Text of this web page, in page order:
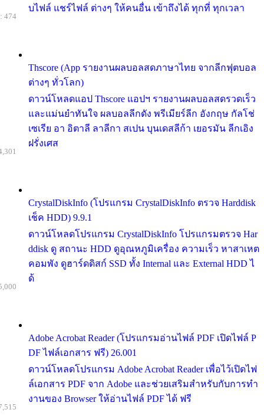
บไฟล์ แชร์ไฟล์ ต่างๆ ให้คนอื่น เข้าถึงได้ ทุกที่ ทุกเวลา
Thscore (App รายงานผลบอลสดภาษาไทย จากลีกฟุตบอล
ต่างๆ ทั่วโลก)
ดาวน์โหลดแอป Thscore แอปฯ รายงานผลบอลสดรวดเร็ว
และแม่นยำทันใจ ผลบอลลีกดัง พรีเมียร์ลีก อังกฤษ กัลโช่
เซเรีย อา อิตาลี ลาลีกา สเปน บุนเดสลีก้า เยอรมัน ลีกเอิง
ฝรั่งเศส
474
CrystalDiskInfo (โปรแกรม CrystalDiskInfo ตรวจ Harddisk
เช็ค HDD) 9.9.1
ดาวน์โหลดโปรแกรม CrystalDiskInfo โปรแกรมตรวจ Har
ddisk ดู สถานะ HDD ดูอุณหภูมิเครื่อง ความเร็ว หาสาเหต
คอมพัง ดูฮาร์ดดิสก์ SSD ทั้ง Internal และ External HDD ไ
ด้
Adobe Acrobat Reader (โปรแกรมอ่านไฟล์ PDF เปิดไฟล์ P
DF ไฟล์เอกสาร ฟรี) 26.001
ดาวน์โหลดโปรแกรม Adobe Acrobat Reader เพื่อไว้เปิดไฟ
ล์เอกสาร PDF จาก Adobe และช่วยเสริมสำหรับกับการทำ
งานของ Browser ให้อ่านไฟล์ PDF ได้ ฟรี